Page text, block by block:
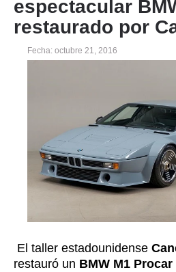
espectacular
restaurado por
Fecha: octubre 21, 2016
El taller estadounidense
restauró un BMW M1 Procar